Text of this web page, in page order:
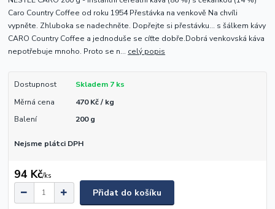
Caro Country Coffee od roku 1954 Přestávka na venkově Na chvíli
vypněte. Zhluboka se nadechněte. Dopřejte si přestávku… s šálkem kávy
CARO Country Coffee a jednoduše se cíťte dobře.Dobrá venkovská káva
nepotřebuje mnoho. Proto se n... celý popis
Dostupnost
Skladem 7 ks
Měrná cena
470 Kč / kg
Balení
200 g
Nejsme plátci DPH
94 Kč/ks
Přidat do košíku